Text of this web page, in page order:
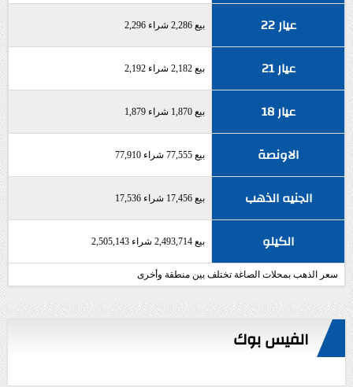
عيار 22 بيع 2,286 شراء 2,296
عيار 21 بيع 2,182 شراء 2,192
عيار 18 بيع 1,870 شراء 1,879
الاونصة بيع 77,555 شراء 77,910
الجنيه الذهب بيع 17,456 شراء 17,536
الكيلو بيع 2,493,714 شراء 2,505,143
سعر الذهب بمحلات الصاغة تختلف بين منطقة وأخرى
الفيس بوك